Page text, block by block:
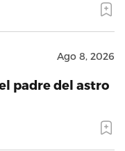
Ago 8, 2026
padre del astro